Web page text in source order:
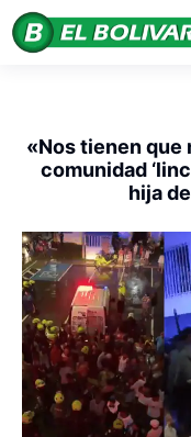
«Nos tienen que
comunidad
hija